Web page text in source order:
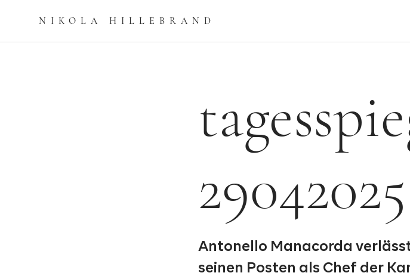
NIKOLA HILLEBRAN D
29042025
Antonello Manacorda
seinen Posten als Chef der